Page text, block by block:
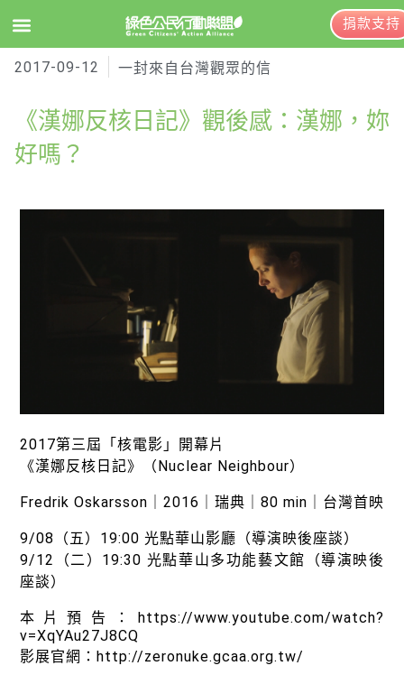
關於綠盟
年度報告與財報
廢除核電
綠盟觀點
新聞稿及聲明
投書及專欄
工作側記
EN
捐款支持
2017-09-12 一封來自台灣觀眾的信
《漢娜反核日記》觀後感：漢娜，妳
好嗎？
2017第三屆「核電影」開幕片
《漢娜反核日記》（Nuclear Neighbour）
Fredrik Oskarsson｜2016｜瑞典｜80 min｜台灣首映
9/08（五）19:00 光點華山影廳（導演映後座談）
9/12（二）19:30 光點華山多功能藝文館（導演映後
座談）
本片預告：https://www.youtube.com/watch?
v=XqYAu27J8CQ
影展官網：http://zeronuke.gcaa.org.tw/